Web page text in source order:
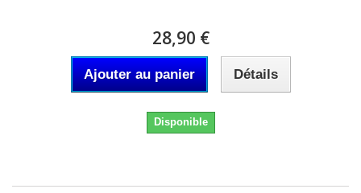
28,90 €
Ajouter au panier Détails
Disponible